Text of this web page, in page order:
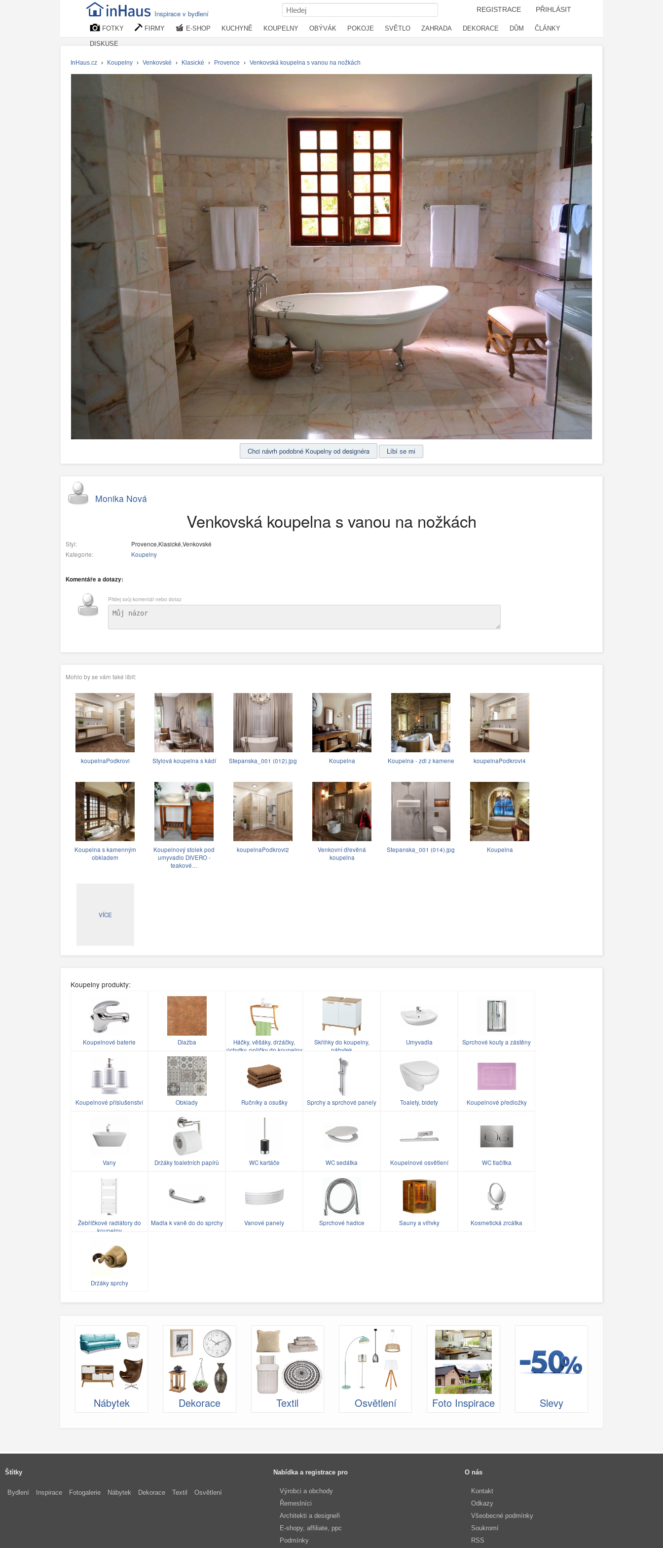
Inspirace v bydlení REGISTRACE PŘIHLÁSIT
FOTKY FIRMY E-SHOP KUCHYNĚ KOUPELNY OBÝVÁK POKOJE SVĚTLO ZAHRADA DEKORACE DŮM ČLÁNKY
DISKUSE
InHaus.cz › Koupelny › Venkovské › Klasické › Provence › Venkovská koupelna s vanou na nožkách
Chci návrh podobné Koupelny od designéra
Monika Nová
Venkovská koupelna s vanou na nožkách
Styl:
Provence,Klasické,Venkovské
Kategorie:
Koupelny
Komentáře a dotazy:
Přidej svůj komentář nebo dotaz
Mohlo by se vám také líbit:
koupelnaPodkrovi Stylová koupelna s kádí Stepanska_001 (012).jpg Koupelna Koupelna - zdi z kamene koupelnaPodkrovi4
Koupelna s kamenným
obkladem
Koupelnový stolek pod
umyvadlo DIVERO -
teakové…
koupelnaPodkrovi2
Venkovní dřevěná
koupelna
Stepanska_001 (014).jpg Koupelna
VÍCE
Koupelny produkty:
Koupelnové baterie Dlažba
Háčky, věšáky, držáčky,
úchytky, poličky do koupelny
Skříňky do koupelny,
nábytek
Umyvadla Sprchové kouty a zástěny
Koupelnové příslušenství Obklady Ručníky a osušky Sprchy a sprchové panely Toalety, bidety Koupelnové předložky
Vany Držáky toaletních papírů WC kartáče WC sedátka Koupelnové osvětlení WC tlačítka
Žebříčkové radiátory do
koupelny
Madla k vaně do do sprchy Vanové panely Sprchové hadice Sauny a vířivky Kosmetická zrcátka
Držáky sprchy
Nábytek Dekorace Textil Osvětlení Foto Inspirace Slevy
Štítky
Bydlení Inspirace Fotogalerie Nábytek Dekorace Textil Osvětlení
Nabídka a registrace pro
Výrobci a obchody
Řemeslníci
Architekti a designeři
E-shopy, affiliate, ppc
Podmínky
O nás
Kontakt
Odkazy
Všeobecné podmínky
Soukromí
RSS